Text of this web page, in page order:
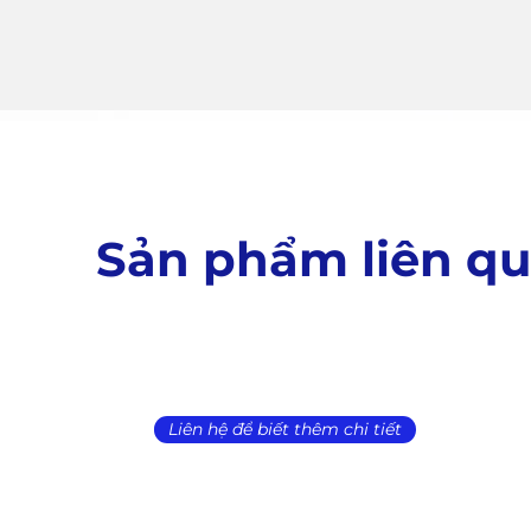
Sản phẩm liên
Liên hệ để biết thêm chi tiết